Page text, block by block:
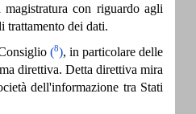
con riguardo agli
trattamento dei dati.
(8), in particolare delle
direttiva. Detta direttiva mira
dell'informazione tra Stati